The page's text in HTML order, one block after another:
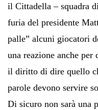
il Cittadella – squadra
furia del presidente
palle” alcuni giocatori
una reazione anche
il diritto di dire quello
parole devono servire
Di sicuro non sarà una